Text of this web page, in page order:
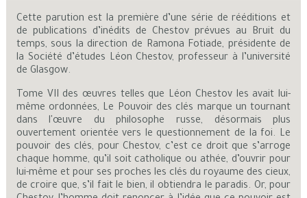
Cette parution est la première d’une série de rééditions et
de publications d’inédits de Chestov prévues au Bruit du
temps, sous la direction de Ramona Fotiade, présidente de
la Société d’études Léon Chestov, professeur à l’université
de Glasgow.
Tome VII des œuvres telles que Léon Chestov les avait lui-
même ordonnées, Le Pouvoir des clés marque un tournant
dans l'œuvre du philosophe russe, désormais plus
ouvertement orientée vers le questionnement de la foi. Le
pouvoir des clés, pour Chestov, c’est ce droit que s’arroge
chaque homme, qu’il soit catholique ou athée, d’ouvrir pour
lui-même et pour ses proches les clés du royaume des cieux,
de croire que, s’il fait le bien, il obtiendra le paradis. Or, pour